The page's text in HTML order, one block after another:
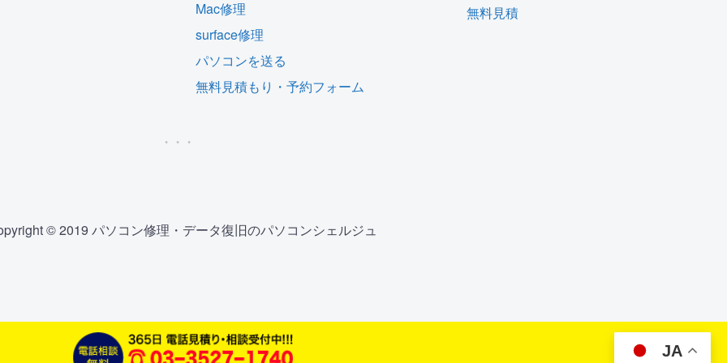
Mac修理
surface修理
パソコンを送る
無料見積もり・予約フォーム
無料見積
© 2019 パソコン修理・データ復旧のパソコンシェルジュ
JA